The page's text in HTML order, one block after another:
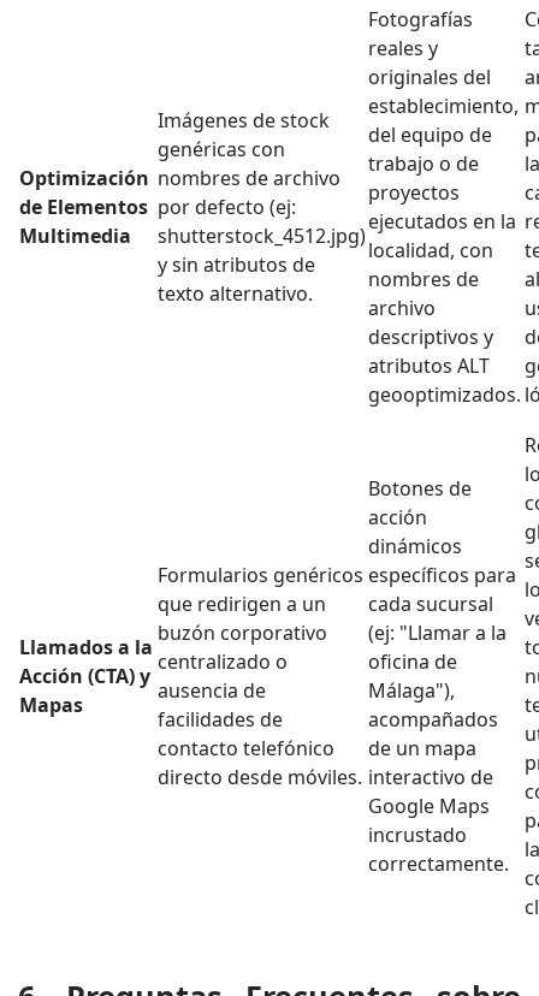
Optimización
de Elementos
Multimedia
Imágenes de stock
genéricas con
nombres de archivo
por defecto (ej:
shutterstock_4512.jpg)
y sin atributos de
texto alternativo.
Fotografías
reales y
originales del
establecimiento,
del equipo de
trabajo o de
proyectos
ejecutados en la
localidad, con
nombres de
archivo
descriptivos y
atributos ALT
geooptimizados.
Llamados a la
Acción (CTA) y
Mapas
Formularios genéricos
que redirigen a un
buzón corporativo
centralizado o
ausencia de
facilidades de
contacto telefónico
directo desde móviles.
Botones de
acción
dinámicos
específicos para
cada sucursal
(ej: "Llamar a la
oficina de
Málaga"),
acompañados
de un mapa
interactivo de
Google Maps
incrustado
correctamente.